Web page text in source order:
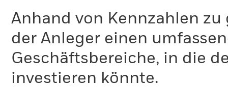
Anhand von Kennzahlen
der Anleger einen
Geschäftsbereiche, in die
investieren könnte.